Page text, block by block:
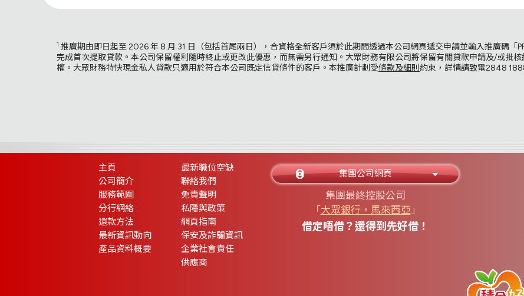
1 推廣期由即日起至 2026 年 8 月 31 日（包括首尾兩日），合資格全新客戶須於此期間透過本公司網頁遞交申請並輸入推廣碼「
完成首次提取貸款。本公司保留權利隨時終止或更改此優惠，而無需另行通知。大眾財務有限公司將保留有關貸款申請及/或批
權。大眾財務特快現金私人貸款只適用於符合本公司既定信貸條件的客戶。本推廣計劃受條款及細則 約束，詳情請致電2848
主頁
公司簡介
服務範圍
分行網絡
還款方法
最新資訊動向
產品資料概要
最新職位空缺
聯絡我們
免責聲明
私隱與政策
網頁指南
保安及詐騙資訊
企業社會責任
供應商
集團公司網頁
集團最終控股公司
「大眾銀行，馬來西亞 」
借定唔借？還得到先好借！